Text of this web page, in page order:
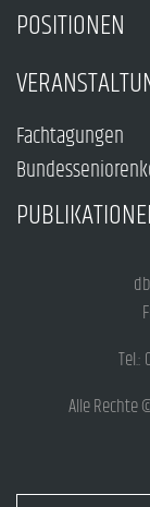
POSITIONEN
Fachtagungen
Tel.:
Alle Rechte